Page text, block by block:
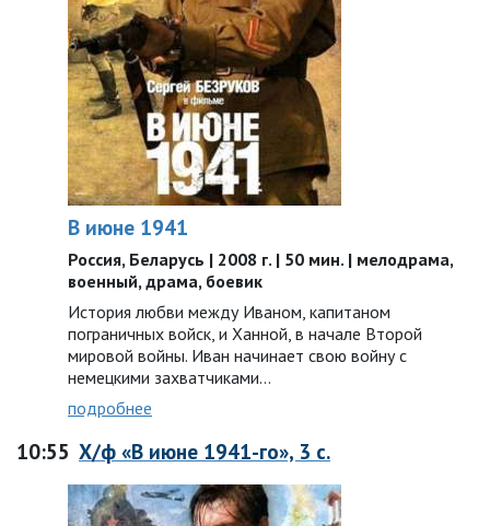
В июне 1941
Россия, Беларусь | 2008 г. | 50 мин. | мелодрама,
военный, драма, боевик
История любви между Иваном, капитаном
пограничных войск, и Ханной, в начале Второй
мировой войны. Иван начинает свою войну с
немецкими захватчиками…
подробнее
10:55 Х/ф «В июне 1941-го», 3 с.